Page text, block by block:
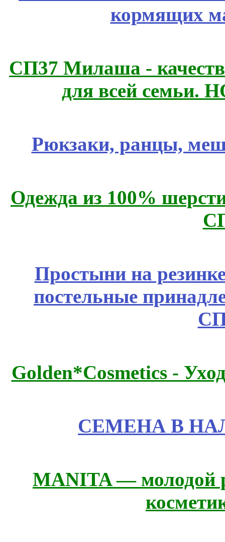
кормящих
СП37 Милаша -
для всей семьи.
Рюкзаки, ранцы,
Одежда из 100%
Простыни на
постельные
Golden*Cosmetics -
СЕМЕНА В
MANITA — молодой